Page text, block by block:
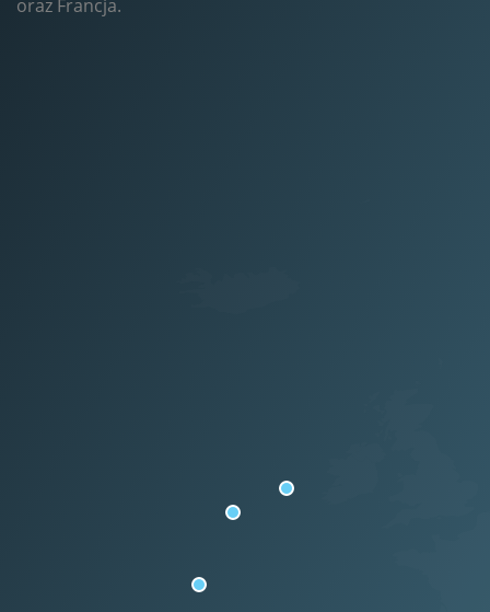
oraz Francja.